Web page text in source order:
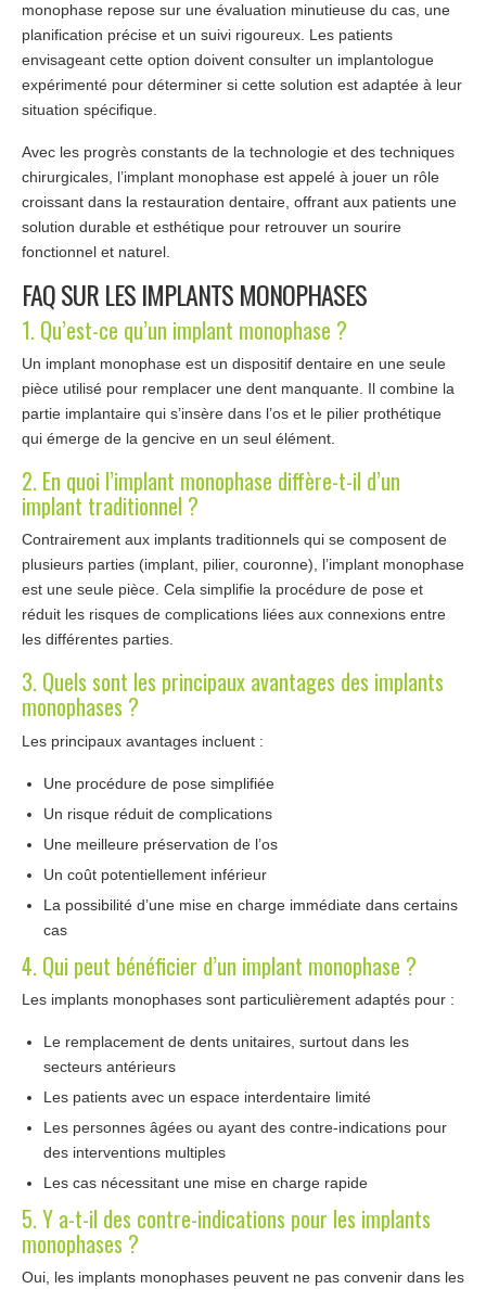
monophase repose sur une évaluation minutieuse du cas, une
planification précise et un suivi rigoureux. Les patients
envisageant cette option doivent consulter un implantologue
expérimenté pour déterminer si cette solution est adaptée à leur
situation spécifique.
Avec les progrès constants de la technologie et des techniques
chirurgicales, l’implant monophase est appelé à jouer un rôle
croissant dans la restauration dentaire, offrant aux patients une
solution durable et esthétique pour retrouver un sourire
fonctionnel et naturel.
FAQ SUR LES IMPLANTS MONOPHASES
1. Qu’est-ce qu’un implant monophase ?
Un implant monophase est un dispositif dentaire en une seule
pièce utilisé pour remplacer une dent manquante. Il combine la
partie implantaire qui s’insère dans l’os et le pilier prothétique
qui émerge de la gencive en un seul élément.
2. En quoi l’implant monophase diffère-t-il d’un
implant traditionnel ?
Contrairement aux implants traditionnels qui se composent de
plusieurs parties (implant, pilier, couronne), l’implant monophase
est une seule pièce. Cela simplifie la procédure de pose et
réduit les risques de complications liées aux connexions entre
les différentes parties.
3. Quels sont les principaux avantages des implants
monophases ?
Les principaux avantages incluent :
Une procédure de pose simplifiée
Un risque réduit de complications
Une meilleure préservation de l’os
Un coût potentiellement inférieur
La possibilité d’une mise en charge immédiate dans certains
cas
4. Qui peut bénéficier d’un implant monophase ?
Les implants monophases sont particulièrement adaptés pour :
Le remplacement de dents unitaires, surtout dans les
secteurs antérieurs
Les patients avec un espace interdentaire limité
Les personnes âgées ou ayant des contre-indications pour
des interventions multiples
Les cas nécessitant une mise en charge rapide
5. Y a-t-il des contre-indications pour les implants
monophases ?
Oui, les implants monophases peuvent ne pas convenir dans les